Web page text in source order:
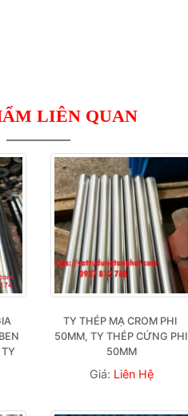
LIÊN QUAN
TY THÉP MẠ CROM PHI
50MM, TY THÉP CỨNG PHI
50MM
Giá: Liên Hệ